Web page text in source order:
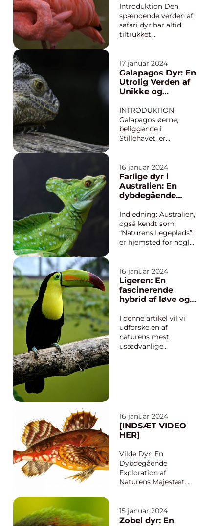
dyreejere og
dyreelskere over hele
verden. ...
Introduktion Den
spændende verden af
safari dyr har altid
tiltrukket
majestætiske
væsener, der befolker
de vilde områder af
Afrika, byder på en
indblik i naturens
ærefrygtindgydende
skabelser. I...
17 januar 2024
Galapagos Dyr: En
Utrolig Verden af
Unikke og
Skabninger
INTRODUKTION
Galapagos øerne,
beliggende i
Stillehavet, er
bemærkelsesværdige
dyr, der ikke findes
nogen andre steder i
verden. Disse
årevis fascineret
rejsende, forskere og
dyreelskere med
deres unikke biodi...
16 januar 2024
Farlige dyr i
Australien: En
dybdegående
Indledning: Australien,
også kendt som
“Naturens Legeplads”,
er hjemsted for nogle
slanger til
frygtindgydende
krokodiller er
Australiens naturlige
og til tider
skræmmende
område...
16 januar 2024
Ligeren: En
fascinerende
hybrid af løve og
I denne artikel vil vi
udforske en af
naturens mest
usædvanlige
personer, der er
interesseret i dette
emne, vil vi dykke ned
i de v...
16 januar 2024
[INDSÆT VIDEO
HER]
Vilde Dyr: En
Dybdegående
Exploration af
Naturens Majestæt
dyr har altid været en
kilde til fascination for
15 januar 2024
Zobel dyr: En